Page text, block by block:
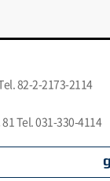
82-2-2173-2114
81 Tel. 031-330-4114